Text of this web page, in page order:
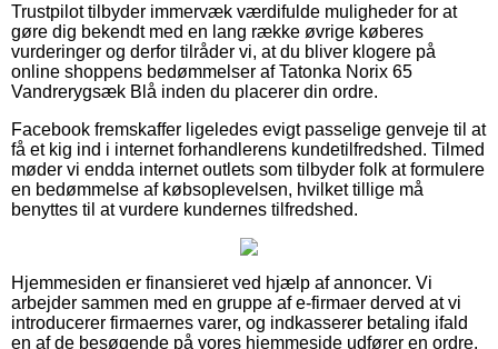
Trustpilot tilbyder immervæk værdifulde muligheder for at
gøre dig bekendt med en lang række øvrige køberes
vurderinger og derfor tilråder vi, at du bliver klogere på
online shoppens bedømmelser af Tatonka Norix 65
Vandrerygsæk Blå inden du placerer din ordre.
Facebook fremskaffer ligeledes evigt passelige genveje til at
få et kig ind i internet forhandlerens kundetilfredshed. Tilmed
møder vi endda internet outlets som tilbyder folk at formulere
en bedømmelse af købsoplevelsen, hvilket tillige må
benyttes til at vurdere kundernes tilfredshed.
Hjemmesiden er finansieret ved hjælp af annoncer. Vi
arbejder sammen med en gruppe af e-firmaer derved at vi
introducerer firmaernes varer, og indkasserer betaling ifald
en af de besøgende på vores hjemmeside udfører en ordre.